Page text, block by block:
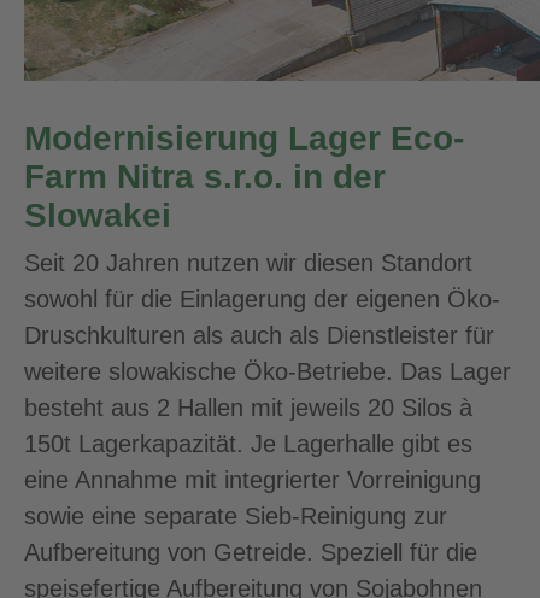
Modernisierung Lager Eco-
Farm Nitra s.r.o. in der
Slowakei
Seit 20 Jahren nutzen wir diesen Standort
sowohl für die Einlagerung der eigenen Öko-
Druschkulturen als auch als Dienstleister für
weitere slowakische Öko-Betriebe. Das Lager
besteht aus 2 Hallen mit jeweils 20 Silos à
150t Lagerkapazität. Je Lagerhalle gibt es
eine Annahme mit integrierter Vorreinigung
sowie eine separate Sieb-Reinigung zur
Aufbereitung von Getreide. Speziell für die
speisefertige Aufbereitung von Sojabohnen